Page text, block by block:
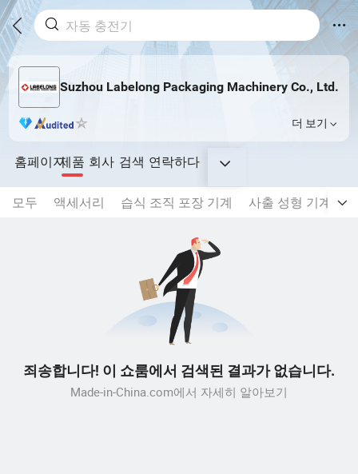
Suzhou Labelong Packaging Machinery Co., Ltd.
더 보기
홈페이지제품 회사 검색 연락하다
모두 액세서리 습식 조직 포장 기계 사출 성형 기계
죄송합니다! 이 쇼룸에서 검색된 결과가 없습니다.
Made-in-China.com에서 자세히 알아보기